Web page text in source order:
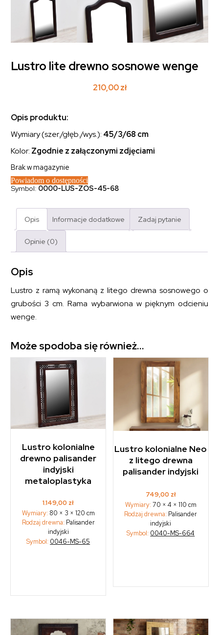
Lustro lite drewno sosnowe wenge
210,00zł
Opis produktu:
Wymiary (szer./głęb./wys.): 45/3/68 cm
Kolor: Zgodnie z załączonymi zdjęciami
Brak w magazynie
Powiadom o dostępności
Symbol: 0000-LUS-ZOS-45-68
Opis Informacje dodatkowe Zadaj pytanie
Opinie (0)
Opis
Lustro z ramą wykonaną z litego drewna sosnowego o
grubości 3 cm. Rama wybarwiona w pięknym odcieniu
wenge.
Może spodoba się również…
Lustro kolonialne
drewno palisander
indyjski
metaloplastyka
1.149,00 zł
Wymiary: 80 × 3 × 120 cm
Rodzaj drewna: Palisander
indyjski
Symbol: 0046-MS-65
Lustro kolonialne Neo
z litego drewna
palisander indyjski
749,00 zł
Wymiary: 70 × 4 × 110 cm
Rodzaj drewna: Palisander
indyjski
Symbol: 0040-MS-664